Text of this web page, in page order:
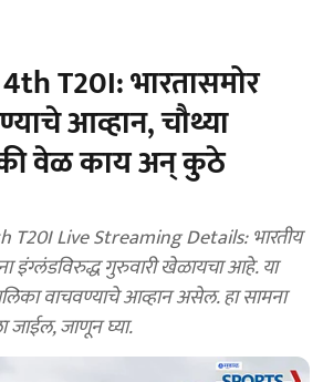
T20I: भारतासमोर
आव्हान, चौथ्या
वेळ काय अन् कुठे
T20I Live Streaming Details: भारतीय
इंग्लंडविरुद्ध गुरुवारी खेळायचा आहे. या
वाचवण्याचे आव्हान असेल. हा सामना
जाणून घ्या.